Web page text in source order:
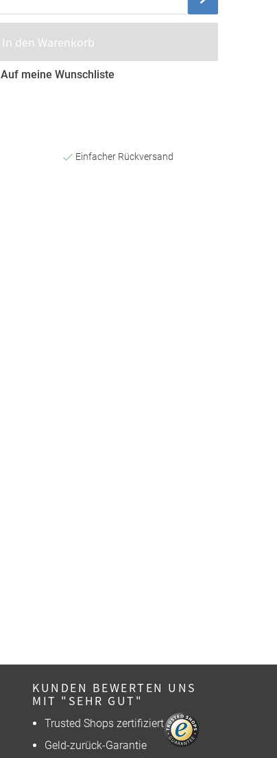
In den Warenkorb
Auf meine Wunschliste
Einfacher Rückversand
KUNDEN BEWERTEN UNS
MIT "SEHR GUT"
Trusted Shops zertifiziert
Geld-zurück-Garantie